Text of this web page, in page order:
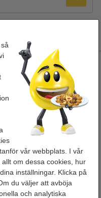
vår webbplats. I vår
allt om dessa cookies, hur
inställningar. Klicka på
du väljer att avböja
och analytiska
med varumärket 123ink!
123ink)
± 45.000 sidor
och beskrivningen
varumärket 123ink!
Beställ
för originalprodukten!